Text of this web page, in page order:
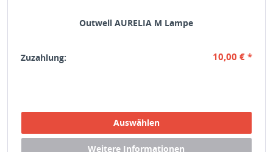
Outwell AURELIA M Lampe
Zuzahlung: 10,00 € *